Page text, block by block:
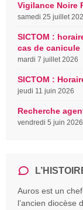
Vigilance Noire
samedi 25 juillet
SICTOM :
cas de canicule
mardi 7 juillet 2026
SICTOM :
jeudi 11 juin 2026
Recherche
vendredi 5 juin 2026
Auros est un
l’ancien diocèse